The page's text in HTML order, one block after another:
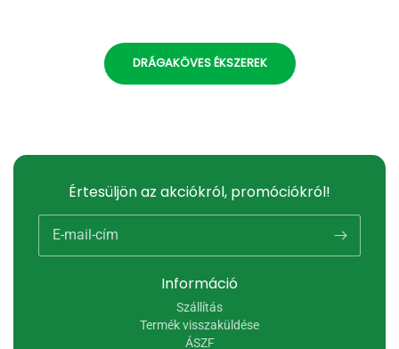
DRÁGAKÖVES ÉKSZEREK
Információ
Szállítás
Termék visszaküldése
ÁSZF
Értesüljön az akciókról, promóciókról!
E-mail-cím